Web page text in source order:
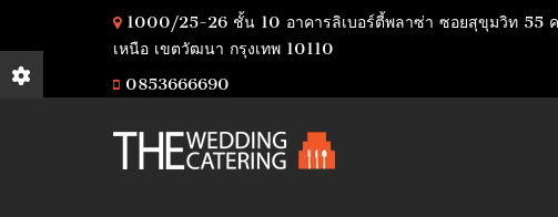
1000/25-26 ชั้น 10 อาคารลิเบอร์ตี้พลาซ่า ซอยสุขุมวิท 55
เหนือ เขตวัฒนา กรุงเทพ 10110
0853666690